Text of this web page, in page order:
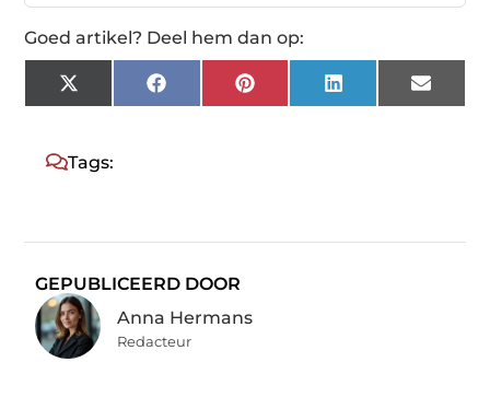
Goed artikel? Deel hem dan op:
X
(Twitter)
FacebookPinterestLinkedIn Email
Tags:
GEPUBLICEERD DOOR
Anna Hermans
Redacteur